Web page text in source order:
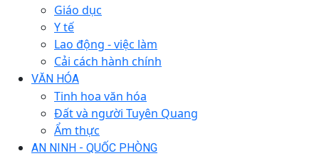
Giáo dục
Y tế
Lao động - việc làm
Cải cách hành chính
VĂN HÓA
Tinh hoa văn hóa
Đất và người Tuyên Quang
Ẩm thực
AN NINH - QUỐC PHÒNG